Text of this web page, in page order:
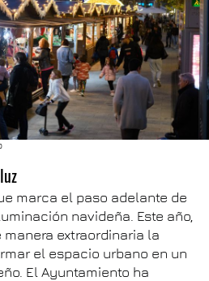
marca el paso adelante de
navideña. Este año,
extraordinaria la
el espacio urbano en un
El Ayuntamiento ha